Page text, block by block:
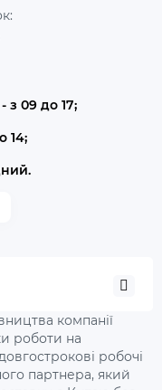
з 09 до 17;
14;
компанії
роботи на
робочі
партнера, який